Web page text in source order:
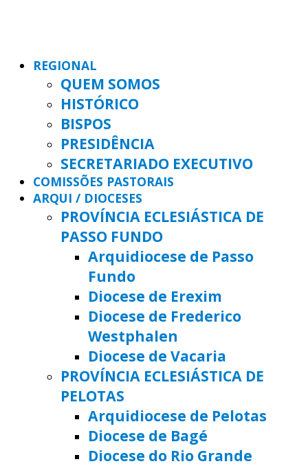
REGIONAL
QUEM SOMOS
HISTÓRICO
BISPOS
PRESIDÊNCIA
SECRETARIADO EXECUTIVO
COMISSÕES PASTORAIS
ARQUI / DIOCESES
PROVÍNCIA ECLESIÁSTICA DE
PASSO FUNDO
Arquidiocese de Passo
Fundo
Diocese de Erexim
Diocese de Frederico
Westphalen
Diocese de Vacaria
PROVÍNCIA ECLESIÁSTICA DE
PELOTAS
Arquidiocese de Pelotas
Diocese de Bagé
Diocese do Rio Grande